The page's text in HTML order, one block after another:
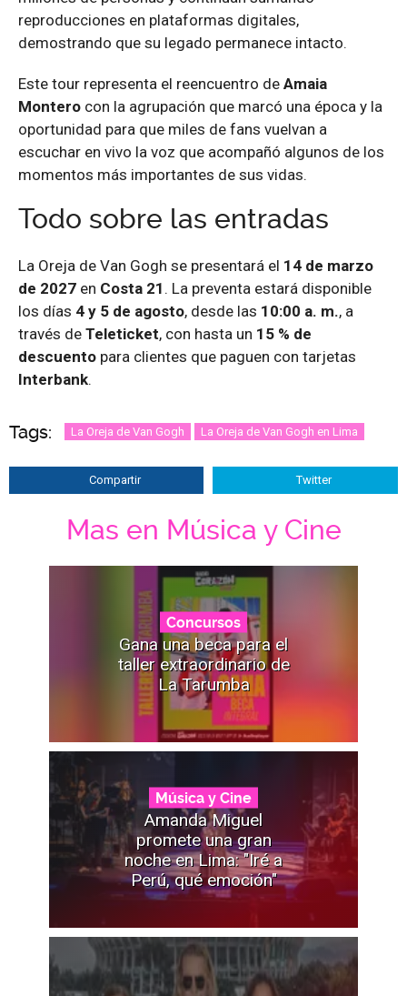
reproducciones en plataformas digitales,
demostrando que su legado permanece intacto.
Este tour representa el reencuentro de Amaia
Montero con la agrupación que marcó una época y la
oportunidad para que miles de fans vuelvan a
escuchar en vivo la voz que acompañó algunos de los
momentos más importantes de sus vidas.
Todo sobre las entradas
La Oreja de Van Gogh se presentará el 14 de marzo
de 2027 en Costa 21 . La preventa estará disponible
los días 4 y 5 de agosto, desde las 10:00 a. m., a
través de Teleticket, con hasta un 15 % de
descuento para clientes que paguen con tarjetas
Interbank.
Tags: La Oreja de Van Gogh La Oreja de Van Gogh en Lima
Compartir Twitter
Mas en Música y Cine
Concursos
Gana una beca para el
taller extraordinario de
La Tarumba
Música y Cine
Amanda Miguel
promete una gran
noche en Lima: "Iré a
Perú, qué emoción"